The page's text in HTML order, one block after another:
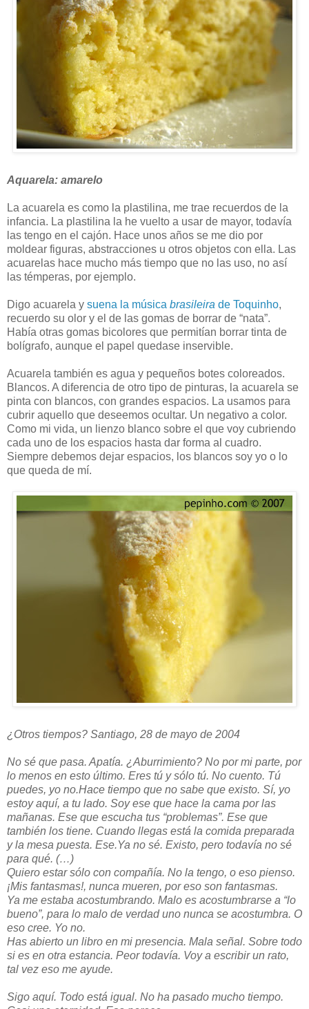
Aquarela: amarelo
La acuarela es como la plastilina, me trae recuerdos de la
infancia. La plastilina la he vuelto a usar de mayor, todavía
las tengo en el cajón. Hace unos años se me dio por
moldear figuras, abstracciones u otros objetos con ella. Las
acuarelas hace mucho más tiempo que no las uso, no así
las témperas, por ejemplo.
Digo acuarela y suena la música brasileira de Toquinho,
recuerdo su olor y el de las gomas de borrar de “nata”.
Había otras gomas bicolores que permitían borrar tinta de
bolígrafo, aunque el papel quedase inservible.
Acuarela también es agua y pequeños botes coloreados.
Blancos. A diferencia de otro tipo de pinturas, la acuarela se
pinta con blancos, con grandes espacios. La usamos para
cubrir aquello que deseemos ocultar. Un negativo a color.
Como mi vida, un lienzo blanco sobre el que voy cubriendo
cada uno de los espacios hasta dar forma al cuadro.
Siempre debemos dejar espacios, los blancos soy yo o lo
que queda de mí.
¿Otros tiempos? Santiago, 28 de mayo de 2004
No sé que pasa. Apatía. ¿Aburrimiento? No por mi parte, por
lo menos en esto último. Eres tú y sólo tú. No cuento. Tú
puedes, yo no.Hace tiempo que no sabe que existo. Sí, yo
estoy aquí, a tu lado. Soy ese que hace la cama por las
mañanas. Ese que escucha tus “problemas”. Ese que
también los tiene. Cuando llegas está la comida preparada
y la mesa puesta. Ese.Ya no sé. Existo, pero todavía no sé
para qué. (…)
Quiero estar sólo con compañía. No la tengo, o eso pienso.
¡Mis fantasmas!, nunca mueren, por eso son fantasmas.
Ya me estaba acostumbrando. Malo es acostumbrarse a “lo
bueno”, para lo malo de verdad uno nunca se acostumbra. O
eso cree. Yo no.
Has abierto un libro en mi presencia. Mala señal. Sobre todo
si es en otra estancia. Peor todavía. Voy a escribir un rato,
tal vez eso me ayude.
Sigo aquí. Todo está igual. No ha pasado mucho tiempo.